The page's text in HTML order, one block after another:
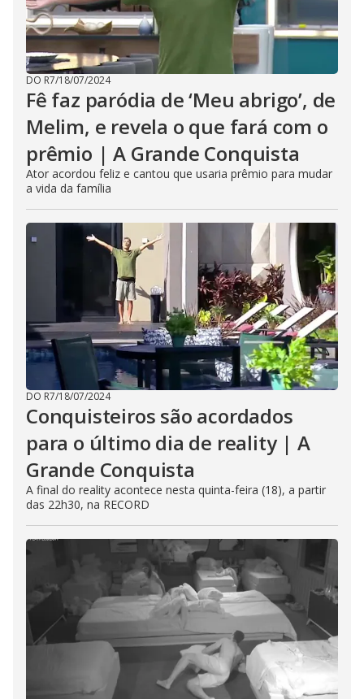
DO R7/18/07/2024
Fê faz paródia de ‘Meu abrigo’, de
Melim, e revela o que fará com o
prêmio | A Grande Conquista
Ator acordou feliz e cantou que usaria prêmio para mudar
a vida da família
DO R7/18/07/2024
Conquisteiros são acordados
para o último dia de reality | A
Grande Conquista
A final do reality acontece nesta quinta-feira (18), a partir
das 22h30, na RECORD